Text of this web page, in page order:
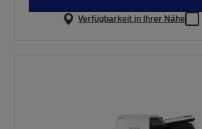
Verfügbarkeit in Ihrer Nähe